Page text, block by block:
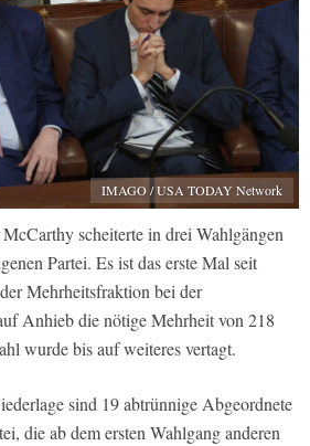
IMAGO / USA TODAY Network
scheiterte in drei Wahlgängen
Partei. Es ist das erste Mal seit
Mehrheitsfraktion bei der
Anhieb die nötige Mehrheit von 218
wurde bis auf weiteres vertagt.
sind 19 abtrünnige Abgeordnete
die ab dem ersten Wahlgang anderen